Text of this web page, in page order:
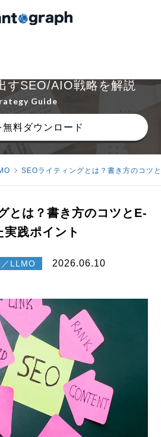
すSEO/AIO戦略を解説
Guide
無料ダウンロード
SEOライティングとは？書き方のコツ
とは？書き方のコツとE-
践ポイント
LLMO 2026.06.10